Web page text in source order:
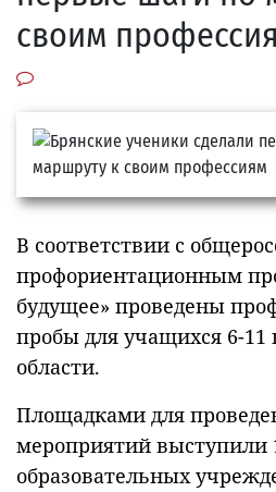
своим
В соответствии с
профориентационным
будущее» проведены
пробы для учащихся 6-11
области.
Площадками для
мероприятий выступили
образовательных